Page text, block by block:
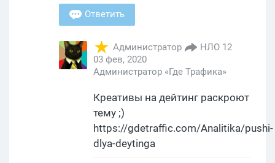
Ответить
Администратор
НЛО 12
03 фев, 2020
Администратор «Где Трафика»
Креативы на дейтинг раскроют
тему ;)
https://gdetraffic.com/Analitika/pushi-
dlya-deytinga